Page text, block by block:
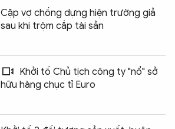
Cặp vợ chồng dựng hiện trường giả
sau khi trộm cắp tài sản
Khởi tố Chủ tịch công ty "nổ" sở
hữu hàng chục tỉ Euro